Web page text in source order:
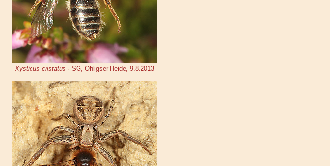
Xysticus cristatus · SG, Ohligser Heide, 9.8.2013